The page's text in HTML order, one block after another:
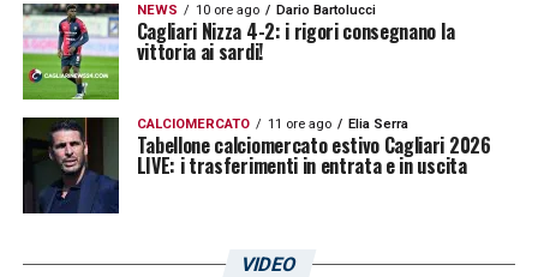
NEWS 10 ore ago Dario Bartolucci
Cagliari Nizza 4-2: i rigori consegnano la
vittoria ai sardi!
CALCIOMERCATO 11 ore ago Elia Serra
Tabellone calciomercato estivo Cagliari 2026
LIVE: i trasferimenti in entrata e in uscita
VIDEO